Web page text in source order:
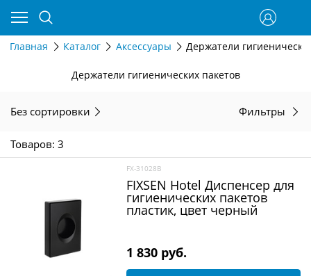
Главная Каталог Аксессуары Держатели
Держатели гигиенических пакетов
Без сортировки Фильтры
Товаров: 3
FX-31028B
FIXSEN Hotel Диспенсер для
гигиенических пакетов
пластик, цвет черный
1 830 руб.